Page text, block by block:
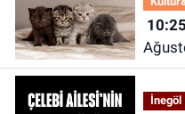
10:25
İnegöl